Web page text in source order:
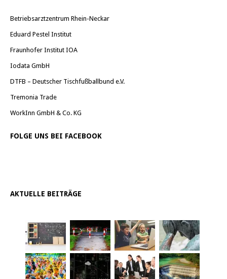
Betriebsarztzentrum Rhein-Neckar
Eduard Pestel Institut
Fraunhofer Institut IOA
Iodata GmbH
DTFB – Deutscher Tischfußballbund e.V.
Tremonia Trade
WorkInn GmbH & Co. KG
FOLGE UNS BEI FACEBOOK
AKTUELLE BEITRÄGE